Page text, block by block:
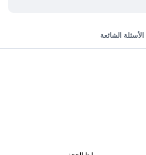
الأسئلة الشائعة